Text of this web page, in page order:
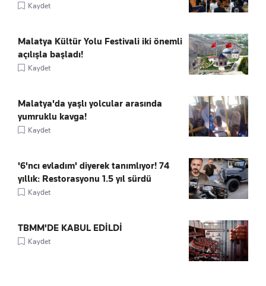
Kaydet
Malatya Kültür Yolu Festivali iki önemli
açılışla başladı!
Kaydet
Malatya'da yaşlı yolcular arasında
yumruklu kavga!
Kaydet
'6'ncı evladım' diyerek tanımlıyor! 74
yıllık: Restorasyonu 1.5 yıl sürdü
Kaydet
TBMM'DE KABUL EDİLDİ
Kaydet